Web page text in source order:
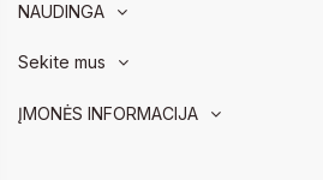
NAUDINGA
Sekite mus
ĮMONĖS INFORMACIJA